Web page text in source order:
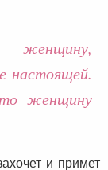
женщину,
настоящей.
женщину
и примет